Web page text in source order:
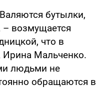
бутылки,
– возмущается
что в
Ирина Мальченко.
людьми не
обращаются в